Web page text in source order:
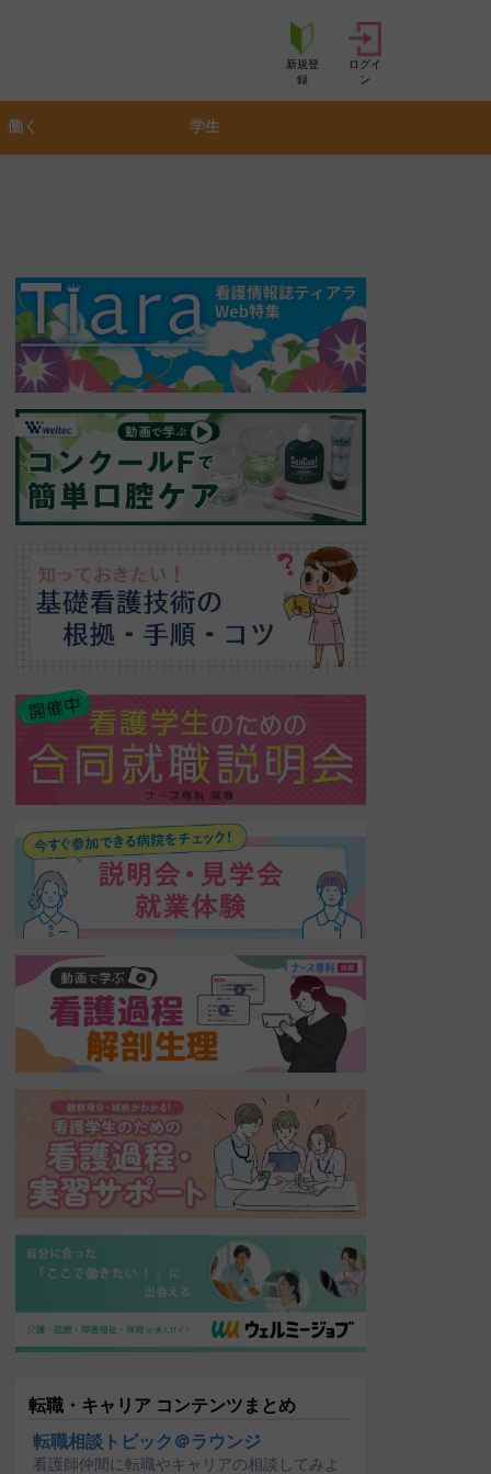
新規登
録
ログイ
ン
働く 学生
転職・キャリア コンテンツまとめ
転職相談トピック＠ラウンジ
看護師仲間に転職やキャリアの相談してみよ